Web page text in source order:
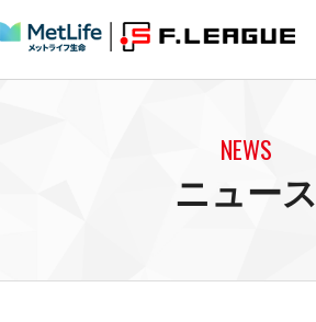
U-23選抜
NEWS
ニュース